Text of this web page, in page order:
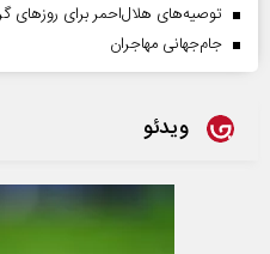
توصیه‌های هلال‌احمر برای روز‌های
جام‌جهانی مهاجران
ویدئو